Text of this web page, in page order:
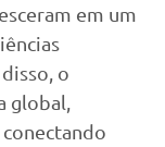
em um
o
global,